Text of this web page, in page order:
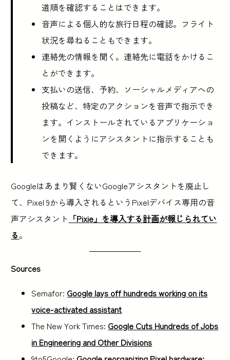
道順を確認することはできます。
音声による個人的な旅行日程の確認。フライト
状況を尋ねることもできます。
連絡先の情報を聞く。連絡先に電話をかけるこ
とができます。
支払いの送信、予約、ソーシャルメディアへの
投稿など、特定のアクションを音声で指示でき
ます。インストールされているアプリケーショ
ンを開くようにアシスタントに指示することも
できます。
Googleはあまり賢くないGoogleアシスタントを廃止し
て、Pixel 9から導入されるというPixelデバイス専用の音
声アシスタント 「Pixie」を導入する計画が報じられてい
る。
Sources
Semafor: Google lays off hundreds working on its
voice-activated assistant
The New York Times: Google Cuts Hundreds of Jobs
in Engineering and Other Divisions